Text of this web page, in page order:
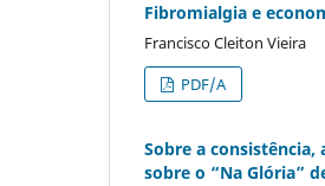
Fibromialgia e
Francisco Cleiton Vieira
PDF/A
Sobre a
sobre o “Na Glória”